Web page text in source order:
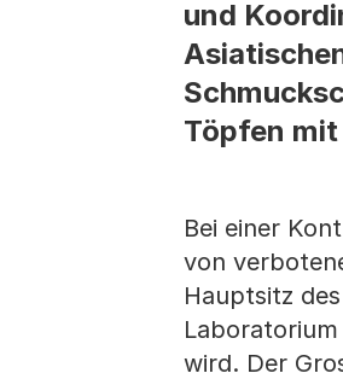
und
Töpfen
Bei einer
von
Hauptsitz
wird. Der